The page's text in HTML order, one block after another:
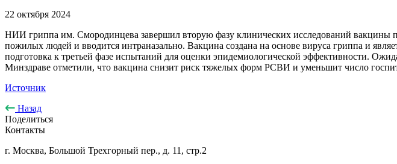
22 октября 2024
НИИ гриппа им. Смородинцева завершил вторую фазу клинических исследований
пожилых людей и вводится интраназально. Вакцина создана на основе вируса гриппа и
подготовка к третьей фазе испытаний для оценки эпидемиологической эффективности.
Минздраве отметили, что вакцина снизит риск тяжелых форм РСВИ и уменьшит число
Источник
Назад
Поделиться
Контакты
г. Москва, Большой Трехгорный пер., д. 11, стр.2